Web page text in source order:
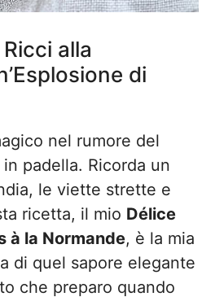
alla
di
nel rumore del
padella. Ricorda un
le viette strette e
ricetta, il mio Délice
à la Normande, è la mia
di quel sapore elegante
che preparo quando